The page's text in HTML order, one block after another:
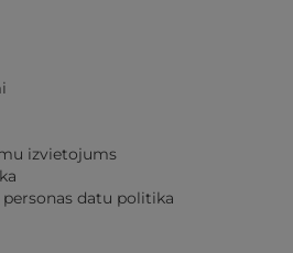
izvietojums
datu politika